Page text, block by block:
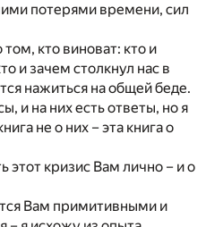
потерями времени, сил
кто виноват: кто и
и зачем столкнул нас в
нажиться на общей беде.
и на них есть ответы, но я
не о них – эта книга о
этот кризис Вам лично – и о
Вам примитивными и